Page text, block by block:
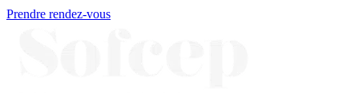
Prendre rendez-vous